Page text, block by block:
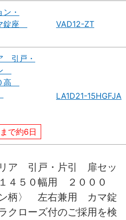
・
錠座
VAD12-ZT
引戸・
高
で約6日
LA1D21-15HGFJA
ア 引戸・片引 扉セッ
４５０幅用 ２０００
柄〉 左右兼用 カマ錠
ローズ付のご採用を検